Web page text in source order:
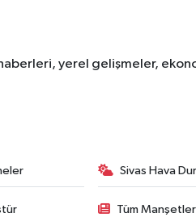
yerel gelişmeler,
Sivas Hava
Tüm Manşetler